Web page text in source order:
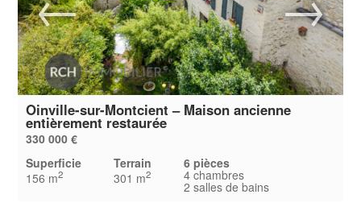
Oinville-sur-Montcient – Maison ancienne
entièrement restaurée
330 000 €
Superficie
156 m2
Terrain
301 m2
6 pièces
4 chambres
2 salles de bains